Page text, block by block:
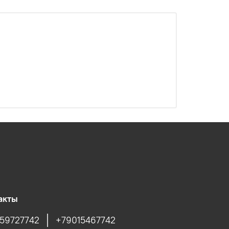
+79015467742